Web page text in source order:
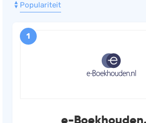
Rittenregistratie
Webshop
Kassa
Populariteit
1
e-